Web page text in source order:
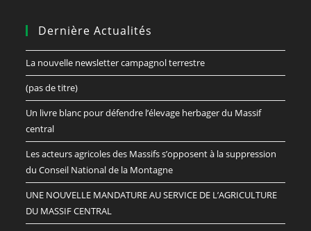
Dernière Actualités
La nouvelle newsletter campagnol terrestre
(pas de titre)
Un livre blanc pour défendre l’élevage herbager du Massif
central
Les acteurs agricoles des Massifs s’opposent à la suppression
du Conseil National de la Montagne
UNE NOUVELLE MANDATURE AU SERVICE DE L’AGRICULTURE
DU MASSIF CENTRAL